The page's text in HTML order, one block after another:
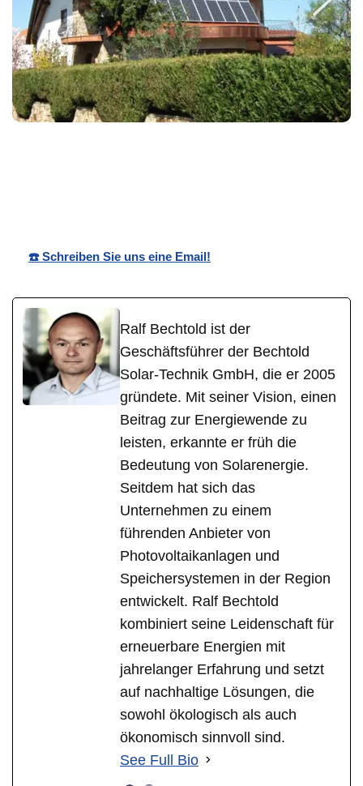
☎️ Schreiben Sie uns eine Email!
Ralf Bechtold ist der
Geschäftsführer der Bechtold
Solar-Technik GmbH, die er 2005
gründete. Mit seiner Vision, einen
Beitrag zur Energiewende zu
leisten, erkannte er früh die
Bedeutung von Solarenergie.
Seitdem hat sich das
Unternehmen zu einem
führenden Anbieter von
Photovoltaikanlagen und
Speichersystemen in der Region
entwickelt. Ralf Bechtold
kombiniert seine Leidenschaft für
erneuerbare Energien mit
jahrelanger Erfahrung und setzt
auf nachhaltige Lösungen, die
sowohl ökologisch als auch
ökonomisch sinnvoll sind.
See Full Bio